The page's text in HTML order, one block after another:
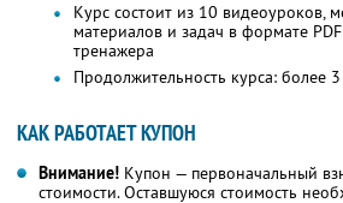
Курс состоит из 10 видеоуроков,
материалов и задач в формате
тренажера
Продолжительность курса: более 3
КАК РАБОТАЕТ КУПОН
Внимание! Купон — первоначальный
стоимости. Оставшуюся стоимость